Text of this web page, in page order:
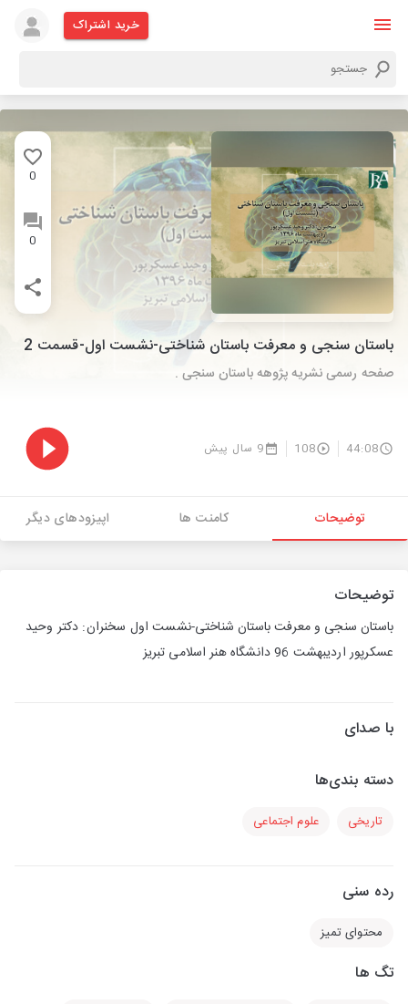
خرید اشتراک
0
0
باستان سنجی و معرفت باستان شناختی-نشست اول-قسمت 2
صفحه رسمی نشریه پژوهه باستان سنجی .
44:08
108 9 سال پیش
توضیحات کامنت ها اپیزودهای دیگر
توضیحات
باستان سنجی و معرفت باستان شناختی-نشست اول سخنران: دکتر وحید
عسکرپور اردیبهشت 96 دانشگاه هنر اسلامی تبریز
با صدای
دسته بندی‌ها
تاریخی علوم اجتماعی
رده سنی
محتوای تمیز
تگ ها